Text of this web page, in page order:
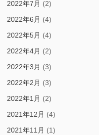
2022年7月 (2)
2022年6月 (4)
2022年5月 (4)
2022年4月 (2)
2022年3月 (3)
2022年2月 (3)
2022年1月 (2)
2021年12月 (4)
2021年11月 (1)